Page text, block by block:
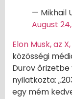
— Mikhail
August
Elon Musk, az
közösségi
Durov
nyilatkozta:
egy mém